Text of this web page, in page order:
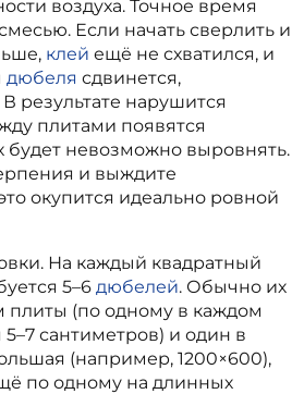
воздуха. Точное время
Если начать сверлить и
клей ещё не схватился, и
дюбеля сдвинется,
результате нарушится
плитами появятся
будет невозможно выровнять.
и выждите
окупится идеально ровной
На каждый квадратный
5–6 дюбелей. Обычно их
плиты (по одному в каждом
5–7 сантиметров) и один в
(например, 1200×600),
по одному на длинных